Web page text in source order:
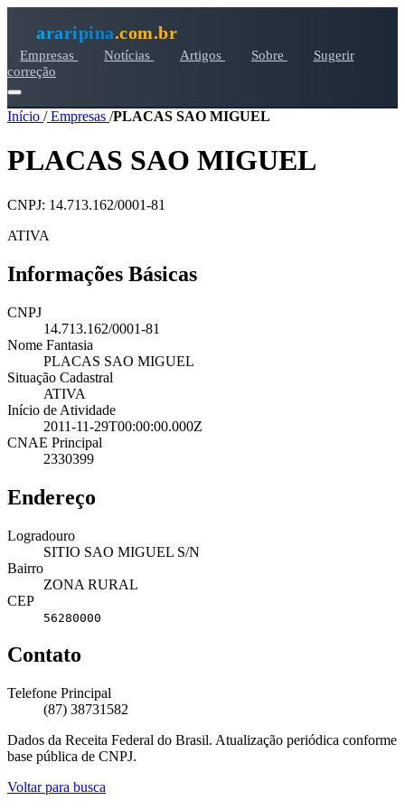
araripina.com.br
Empresas Notícias Artigos Sobre
Sugerir
correção
Início /Empresas /PLACAS SAO MIGUEL
PLACAS SAO MIGUEL
CNPJ: 14.713.162/0001-81
ATIVA
Informações Básicas
CNPJ
14.713.162/0001-81
Nome Fantasia
PLACAS SAO MIGUEL
Situação Cadastral
ATIVA
Início de Atividade
2011-11-29T00:00:00.000Z
CNAE Principal
2330399
Endereço
Logradouro
SITIO SAO MIGUEL S/N
Bairro
ZONA RURAL
CEP
56280000
Contato
Telefone Principal
(87) 38731582
Dados da Receita Federal do Brasil. Atualização periódica conforme
base pública de CNPJ.
Voltar para busca